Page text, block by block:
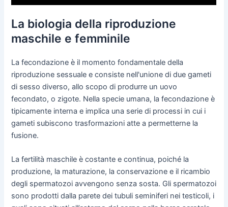
La biologia della riproduzione
maschile e femminile
La fecondazione è il momento fondamentale della
riproduzione sessuale e consiste nell'unione di due gameti
di sesso diverso, allo scopo di produrre un uovo
fecondato, o zigote. Nella specie umana, la fecondazione è
tipicamente interna e implica una serie di processi in cui i
gameti subiscono trasformazioni atte a permetterne la
fusione.
La fertilità maschile è costante e continua, poiché la
produzione, la maturazione, la conservazione e il ricambio
degli spermatozoi avvengono senza sosta. Gli spermatozoi
sono prodotti dalla parete dei tubuli seminiferi nei testicoli, i